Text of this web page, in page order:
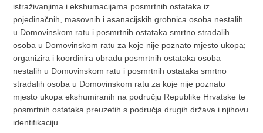
istraživanjima i ekshumacijama posmrtnih ostataka iz
pojedinačnih, masovnih i asanacijskih grobnica osoba nestalih
u Domovinskom ratu i posmrtnih ostataka smrtno stradalih
osoba u Domovinskom ratu za koje nije poznato mjesto ukopa;
organizira i koordinira obradu posmrtnih ostataka osoba
nestalih u Domovinskom ratu i posmrtnih ostataka smrtno
stradalih osoba u Domovinskom ratu za koje nije poznato
mjesto ukopa ekshumiranih na području Republike Hrvatske te
posmrtnih ostataka preuzetih s područja drugih država i njihovu
identifikaciju.